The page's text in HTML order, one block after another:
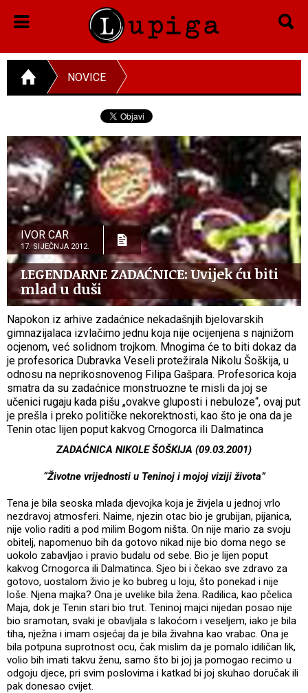
NOVICE
IVOR CAR
17. SIJEČNJA 2012.
LEGENDARNE ZADAĆNICE: Uvijek ću biti
mlad u duši
Napokon iz arhive zadaćnice nekadašnjih bjelovarskih
gimnazijalaca izvlačimo jednu koja nije ocijenjena s najnižom
ocjenom, već solidnom trojkom. Mnogima će to biti dokaz da
je profesorica Dubravka Veseli protežirala Nikolu Šoškija, u
odnosu na neprikosnovenog Filipa Gašpara. Profesorica koja
smatra da su zadaćnice monstruozne te misli da joj se
učenici rugaju kada pišu „ovakve gluposti i nebuloze“, ovaj put
je prešla i preko političke nekorektnosti, kao što je ona da je
Tenin otac lijen poput kakvog Crnogorca ili Dalmatinca
ZADAĆNICA NIKOLE ŠOŠKIJA (09.03.2001)
“Životne vrijednosti u Teninoj i mojoj viziji života”
Tena je bila seoska mlada djevojka koja je živjela u jednoj vrlo
nezdravoj atmosferi. Naime, njezin otac bio je grubijan, pijanica,
nije volio raditi a pod milim Bogom ništa. On nije mario za svoju
obitelj, napomenuo bih da gotovo nikad nije bio doma nego se
uokolo zabavljao i pravio budalu od sebe. Bio je lijen poput
kakvog Crnogorca ili Dalmatinca. Sjeo bi i čekao sve zdravo za
gotovo, uostalom živio je ko bubreg u loju, što ponekad i nije
loše. Njena majka? Ona je uvelike bila žena. Radilica, kao pčelica
Maja, dok je Tenin stari bio trut. Teninoj majci nijedan posao nije
bio sramotan, svaki je obavljala s lakoćom i veseljem, iako je bila
tiha, nježna i imam osjećaj da je bila živahna kao vrabac. Ona je
bila potpuna suprotnost ocu, čak mislim da je pomalo idiličan lik,
volio bih imati takvu ženu, samo što bi joj ja pomogao recimo u
odgoju djece, pri svim poslovima i katkad bi joj skuhao doručak ili
pak donesao cvijet.